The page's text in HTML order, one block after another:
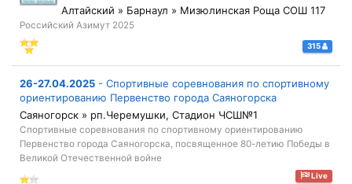
Алтайский » Барнаул » Мизюлинская Роща СОШ 117
Российский Азимут 2025
315
26-27.04.2025 - Спортивные соревнования по спортивному
ориентированию Первенство города Саяногорска
Саяногорск » рп.Черемушки, Стадион ЧСШ№1
Спортивные соревнования по спортивному ориентированию
Первенство города Саяногорска, посвященное 80-летию Победы в
Великой Отечественной войне
Live